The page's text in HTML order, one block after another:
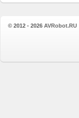
© 2012 - 2026 AVRobot.RU